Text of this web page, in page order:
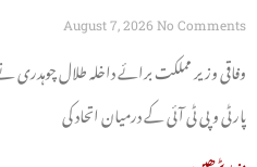
چوہدری
August 7, 2026 No Comments
وفاقی وزیر مملکت برائے داخلہ طلال
پارٹی و پی ٹی آئی کے درمیان اتحاد کی